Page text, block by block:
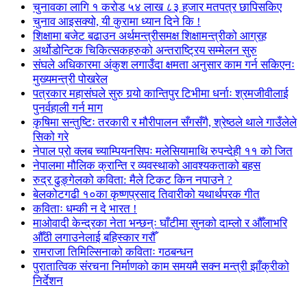
चुनावका लागि १ करोड ५४ लाख ८३ हजार मतपत्र छापिसकिए
चुनाव आइसक्यो, यी कुरामा ध्यान दिने कि !
शिक्षामा बजेट बढाउन अर्थमन्त्रीसमक्ष शिक्षामन्त्रीको आग्रह
अर्थोडोन्टिक चिकित्सकहरुको अन्तराष्ट्रिय सम्मेलन सुरु
संघले अधिकारमा अंकुश लगाउँदा क्षमता अनुसार काम गर्न सकिएनः
मुख्यमन्त्री पोखरेल
पत्रकार महासंघले सुरु गर्‍यो कान्तिपुर टिभीमा धर्नाः श्रमजीवीलाई
पुनर्वहाली गर्न माग
कृषिमा सन्तुष्टिः तरकारी र मौरीपालन सँगसँगै, श्रेष्ठले थाले गाउँलेले
सिको गरे
नेपाल प्रो क्लब च्याम्पियनसिपः मलेसियामाथि रुपन्देही ११ को जित
नेपालमा मौलिक क्रान्ति र व्यवस्थाको आवश्यकताको बहस
रुद्र ढुङ्गेलको कविता: मैले टिकट किन नपाउने ?
बेलकोटगढी १०का कृष्णप्रसाद तिवारीको यथार्थपरक गीत
कविताः धम्की न दे भारत !
माओवादी केन्द्रका नेता भन्छन्ः घाँटीमा सुनको दाम्लो र औँलाभरि
औँठी लगाउनेलाई बहिस्कार गरौँ
रामराजा तिमिल्सिनाको कविताः गठबन्धन
पुरातात्विक संरचना निर्माणको काम समयमै सक्न मन्त्री झाँक्रीको
निर्देशन